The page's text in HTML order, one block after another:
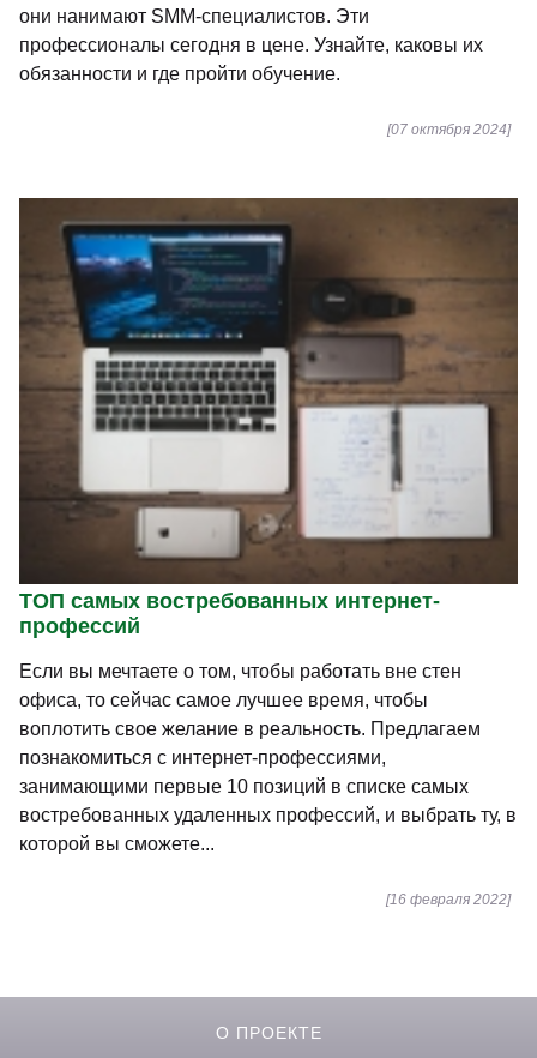
они нанимают SMM-специалистов. Эти
профессионалы сегодня в цене. Узнайте, каковы их
обязанности и где пройти обучение.
[07 октября 2024]
ТОП самых востребованных интернет-
профессий
Если вы мечтаете о том, чтобы работать вне стен
офиса, то сейчас самое лучшее время, чтобы
воплотить свое желание в реальность. Предлагаем
познакомиться с интернет-профессиями,
занимающими первые 10 позиций в списке самых
востребованных удаленных профессий, и выбрать ту, в
которой вы сможете...
[16 февраля 2022]
О ПРОЕКТЕ